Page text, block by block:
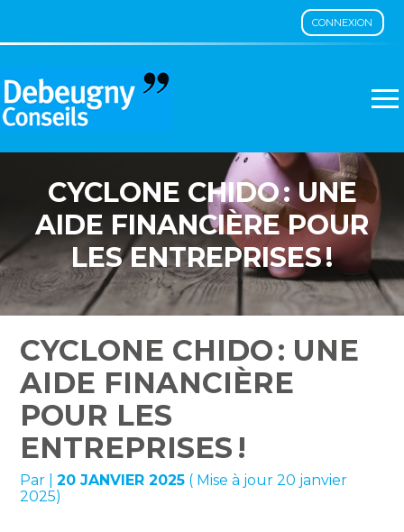
CONNEXION
Aller
au
CYCLONE CHIDO : UNE
AIDE FINANCIÈRE POUR
LES ENTREPRISES !
CYCLONE CHIDO : UNE
AIDE FINANCIÈRE
POUR LES
ENTREPRISES !
Par |20 JANVIER 2025 ( Mise à jour 20 janvier
2025)